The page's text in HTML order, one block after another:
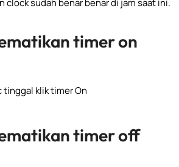
timer on
tinggal klik timer On
timer off